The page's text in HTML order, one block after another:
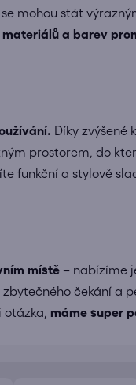
mohou stát
a barev
Díky zvýšené
prostorem, do
funkční a stylově
místě – nabízíme
zbytečného čekání a
máme super